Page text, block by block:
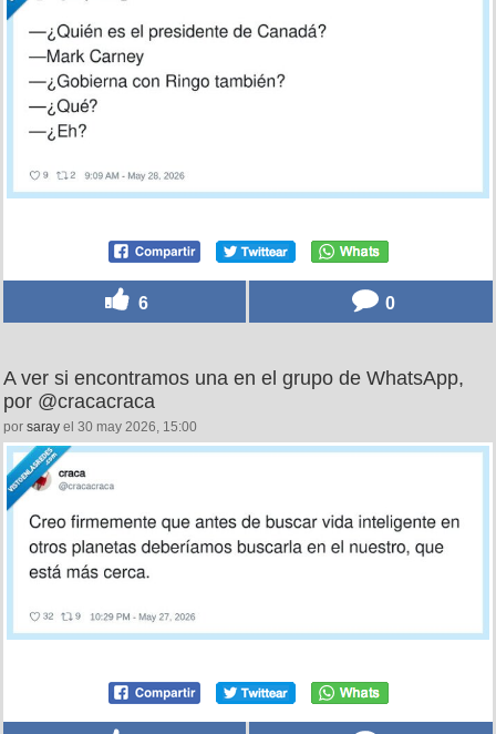
6 0
A ver si encontramos una en el grupo de WhatsApp,
por @cracacraca
por saray el 30 may 2026, 15:00